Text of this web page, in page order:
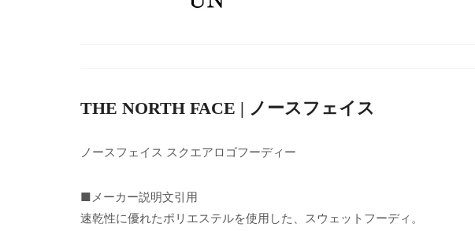
THE NORTH FACE | ノースフェイス
ノースフェイス スクエアロゴフーディー
■メーカー説明文引用
速乾性に優れたポリエステルを使用した、スウェットフーディ。